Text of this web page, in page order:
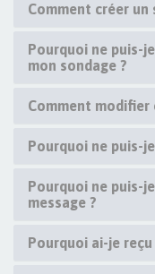
Comment créer un
Pourquoi ne puis-
mon sondage ?
Comment modifier
Pourquoi ne puis-
Pourquoi ne puis-
message ?
Pourquoi ai-je